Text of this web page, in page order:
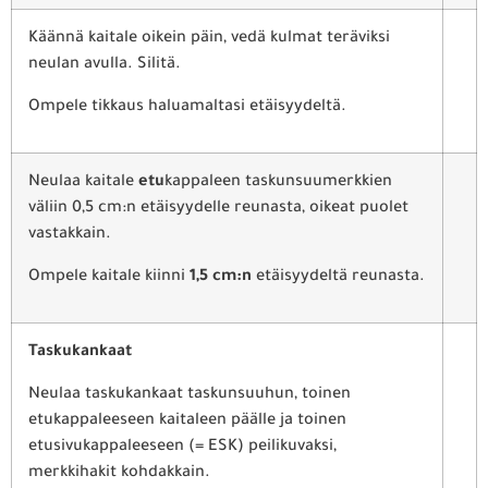
Käännä kaitale oikein päin, vedä kulmat teräviksi
neulan avulla. Silitä.
Ompele tikkaus haluamaltasi etäisyydeltä.
Neulaa kaitale etukappaleen taskunsuumerkkien
väliin 0,5 cm:n etäisyydelle reunasta, oikeat puolet
vastakkain.
Ompele kaitale kiinni 1,5 cm:n etäisyydeltä reunasta.
Taskukankaat
Neulaa taskukankaat taskunsuuhun, toinen
etukappaleeseen kaitaleen päälle ja toinen
etusivukappaleeseen (= ESK) peilikuvaksi,
merkkihakit kohdakkain.